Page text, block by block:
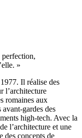
perfection,
»
Il réalise des
l’architecture
romaines aux
avant-gardes des
high-tech. Avec la
l’architecture et une
des concepts de